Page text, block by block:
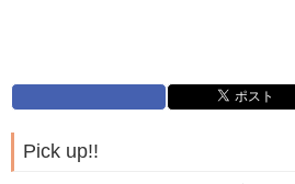
Pick up!!